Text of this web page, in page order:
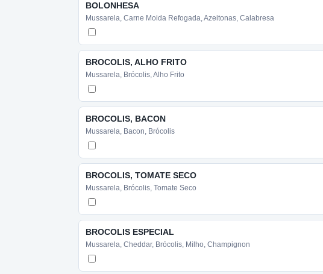
BOLONHESA
Mussarela, Carne Moida Refogada, Azeitonas, Calabresa
BROCOLIS, ALHO FRITO
Mussarela, Brócolis, Alho Frito
BROCOLIS, BACON
Mussarela, Bacon, Brócolis
BROCOLIS, TOMATE SECO
Mussarela, Brócolis, Tomate Seco
BROCOLIS ESPECIAL
Mussarela, Cheddar, Brócolis, Milho, Champignon